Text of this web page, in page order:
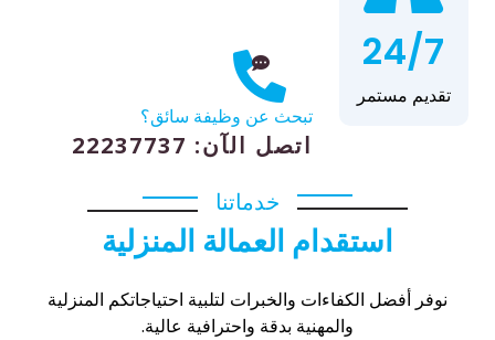
24/7
تقديم مستمر
تبحث عن وظيفة سائق؟
اتصل الآن: 22237737
خدماتنا
استقدام العمالة المنزلية
نوفر أفضل الكفاءات والخبرات لتلبية احتياجاتكم المنزلية
والمهنية بدقة واحترافية عالية.